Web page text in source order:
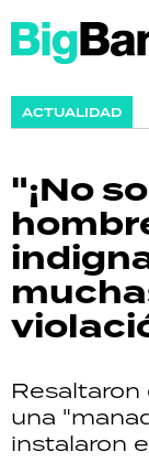
ACTUALIDAD
"¡No
una
instalaron
SHOW
SALUD